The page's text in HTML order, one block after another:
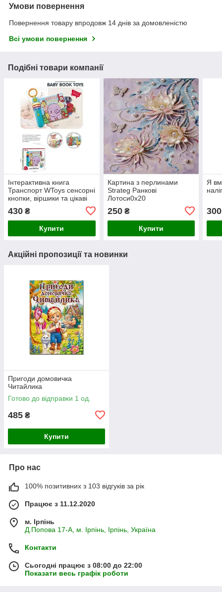
Умови повернення
Повернення товару впродовж 14 днів за домовленістю
Всі умови повернення
Подібні товари компанії
Інтерактивна книга
Транспорт WToys сенсорні
кнопки, віршики та цікаві
430 ₴
Купити
Картина з перлинами
Strateg Ранкові
Лотоси0х20
250₴
Купити
Я
300
Акційні пропозиції та новинки
Пригоди домовичка
Читайлика
Готово до відправки 1 од.
485 ₴
Купити
Про нас
100% позитивних з 103 відгуків за рік
Працює з 11.12.2020
м. Ірпінь
Д.Попова 17-А, м. Ірпінь, Ірпінь, Україна
Контакти
Сьогодні працює з 08:00 до 22:00
Показати весь графік роботи